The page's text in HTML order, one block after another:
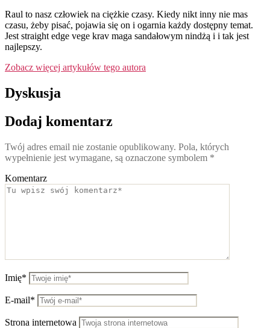
Raul to nasz człowiek na ciężkie czasy. Kiedy nikt inny nie mas
czasu, żeby pisać, pojawia się on i ogarnia każdy dostępny temat.
Jest straight edge vege krav maga sandałowym nindżą i i tak jest
najlepszy.
Zobacz więcej artykułów tego autora
Dyskusja
Dodaj komentarz
Twój adres email nie zostanie opublikowany. Pola, których
wypełnienie jest wymagane, są oznaczone symbolem *
Komentarz
Imię*
E-mail*
Strona internetowa